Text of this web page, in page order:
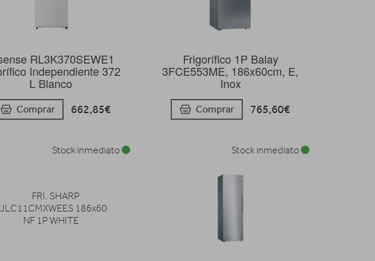
RL3K370SEWE1
Independiente 372
L Blanco
Comprar 662,85€
Frigorífico 1P Balay
3FCE553ME, 186x60cm, E,
Inox
Comprar 765,60€
Stock inmediato Stock inmediato